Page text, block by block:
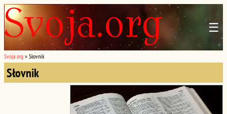
☰
Svoja.org » Słovnik
Słovnik